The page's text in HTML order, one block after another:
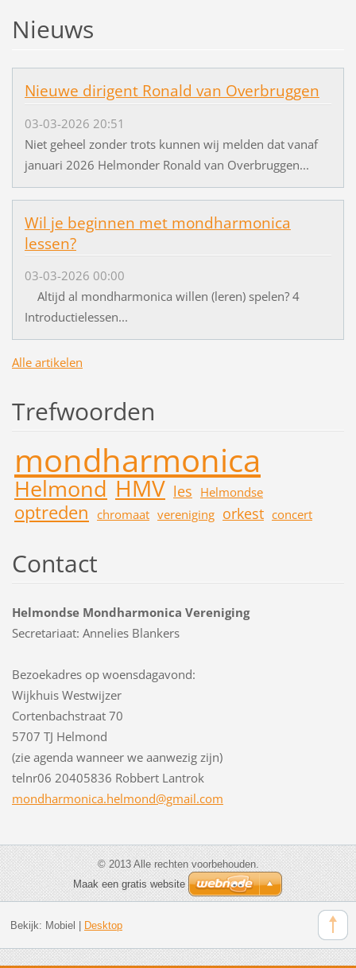
Nieuws
Nieuwe dirigent Ronald van Overbruggen
03-03-2026 20:51
Niet geheel zonder trots kunnen wij melden dat vanaf
januari 2026 Helmonder Ronald van Overbruggen...
Wil je beginnen met mondharmonica
lessen?
03-03-2026 00:00
Altijd al mondharmonica willen (leren) spelen? 4
Introductielessen...
Alle artikelen
Trefwoorden
mondharmonica
Helmond HMV les Helmondse
optreden chromaat vereniging orkest concert
Contact
Helmondse Mondharmonica Vereniging
Secretariaat: Annelies Blankers
Bezoekadres op woensdagavond:
Wijkhuis Westwijzer
Cortenbachstraat 70
5707 TJ Helmond
(zie agenda wanneer we aanwezig zijn)
telnr06 20405836 Robbert Lantrok
mondharmonica.helmond@gmail.com
© 2013 Alle rechten voorbehouden.
Maak een gratis website
Bekijk: Mobiel Desktop